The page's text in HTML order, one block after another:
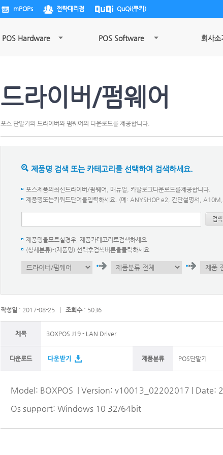
mPOPs 전략대리점 QuQi(쿠키)
POS Hardware POS Software 회사소
드라이버/펌웨어
포스 단말기의 드라이버와 펌웨어의 다운로드를 제공합니다.
제품명 검색 또는 카테고리를 선택하여 검색하세요.
포스제품의최신드라이버/펌웨어, 매뉴얼, 카탈로그다운로드를제공합니다.
제품명또는키워드단어를입력하세요. (예: ANYSHOP e2, 간단설명서,
검색
제품명을모르실경우, 제품카테고리로검색하세요.
(상세분류)-(제품명) 선택후검색버튼을클릭하세요
작성일 : 2017-08-25 | 조회수: 5036
제목 BOXPOS J19 - LAN Driver
다운로드 제품분류 POS단말기
Model: BOXPOS | Version: v10013_02202017 | Date:
Os support: Windows 10 32/64bit